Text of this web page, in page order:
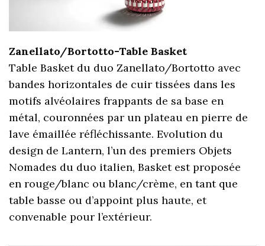
Zanellato/Bortotto-Table Basket
Table Basket du duo Zanellato/Bortotto avec
bandes horizontales de cuir tissées dans les
motifs alvéolaires frappants de sa base en
métal, couronnées par un plateau en pierre de
lave émaillée réfléchissante. Evolution du
design de Lantern, l’un des premiers Objets
Nomades du duo italien, Basket est proposée
en rouge/blanc ou blanc/crème, en tant que
table basse ou d’appoint plus haute, et
convenable pour l’extérieur.